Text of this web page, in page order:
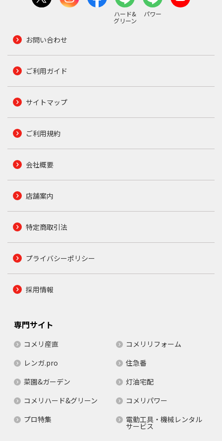
ハード&
グリーン
パワー
お問い合わせ
ご利用ガイド
サイトマップ
ご利用規約
会社概要
店舗案内
特定商取引法
プライバシーポリシー
採用情報
専門サイト
コメリ産直
コメリリフォーム
レンガ.pro
住急番
菜園&ガーデン
灯油宅配
コメリハード&グリーン
コメリパワー
プロ特集
電動工具・機械レンタル
サービス